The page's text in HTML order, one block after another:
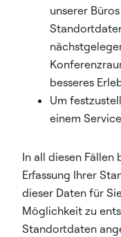
unserer
besseres
Um
einem
In all diesen
Erfassung Ihrer
dieser Daten für
Möglichkeit zu
Standortdaten